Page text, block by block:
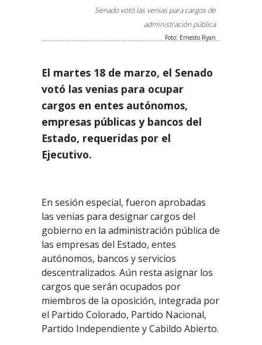
Senado votó las venias para cargos de
administración pública
Foto: Ernesto Ryan
El martes 18 de marzo, el Senado
votó las venias para ocupar
cargos en entes autónomos,
empresas públicas y bancos del
Estado, requeridas por el
Ejecutivo.
En sesión especial, fueron aprobadas
las venias para designar cargos del
gobierno en la administración pública de
las empresas del Estado, entes
autónomos, bancos y servicios
descentralizados. Aún resta asignar los
cargos que serán ocupados por
miembros de la oposición, integrada por
el Partido Colorado, Partido Nacional,
Partido Independiente y Cabildo Abierto.